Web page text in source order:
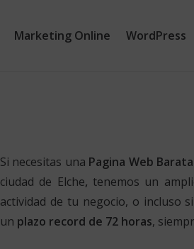
Marketing Online WordPress
Si necesitas una Pagina Web
ciudad de Elche, tenemos un
actividad de tu negocio, o incluso
un plazo record de 72 horas,